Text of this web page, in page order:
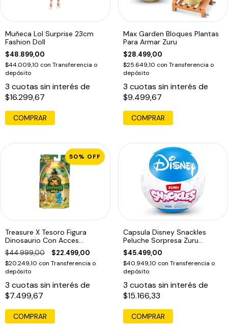
Muñeca Lol Surprise 23cm
Fashion Doll
$48.899,00
$44.009,10 con Transferencia o
depósito
3 cuotas sin interés de
$16.299,67
COMPRAR
Max Garden Bloques Plantas
Para Armar Zuru
$28.499,00
$25.649,10 con Transferencia o
depósito
3 cuotas sin interés de
$9.499,67
COMPRAR
50% OFF
Treasure X Tesoro Figura
Dinosaurio Con Acces
Sorpresa 646
$44.999,00 $22.499,00
$20.249,10 con Transferencia o
depósito
3 cuotas sin interés de
$7.499,67
Capsula Disney Snackles
Peluche Sorpresa Zuru
Sorpresa
$45.499,00
$40.949,10 con Transferencia o
depósito
3 cuotas sin interés de
$15.166,33